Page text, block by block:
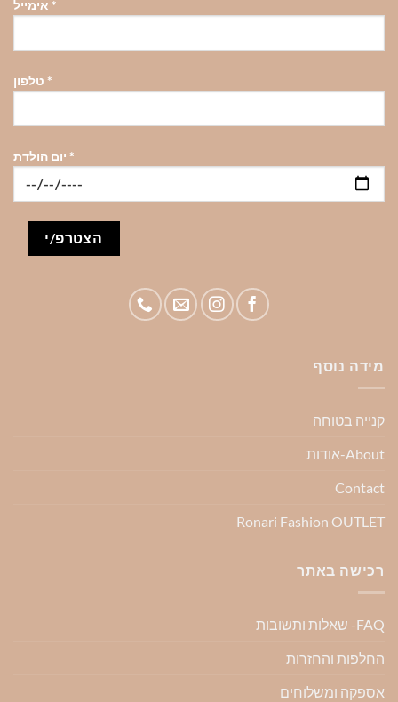
*
*
*
מידה נוסף
קנייה בטוחה
About-אודות
Contact
Ronari Fashion OUTLET
רכישה באתר
FAQ- שאלות ותשובות
החלפות והחזרות
אספקה ומשלוחים